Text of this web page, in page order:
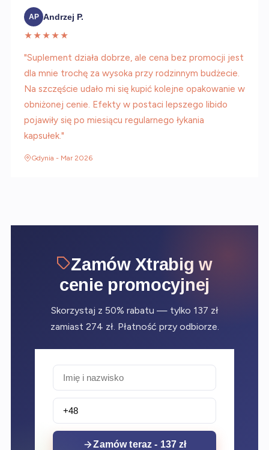
AP Andrzej P.
★★★★★
"Suplement działa dobrze, ale cena bez promocji jest
dla mnie trochę za wysoka przy rodzinnym budżecie.
Na szczęście udało mi się kupić kolejne opakowanie w
obniżonej cenie. Efekty w postaci lepszego libido
pojawiły się po miesiącu regularnego łykania
kapsułek."
Gdynia - Mar 2026
Zamów Xtrabig w
cenie promocyjnej
Skorzystaj z 50% rabatu — tylko 137 zł
zamiast 274 zł. Płatność przy odbiorze.
Zamów teraz - 137 zł